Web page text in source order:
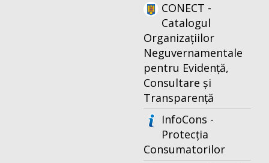
CONECT -
Catalogul
Organizațiilor
Neguvernamentale
pentru Evidență,
Consultare și
Transparență
InfoCons -
Protecția
Consumatorilor